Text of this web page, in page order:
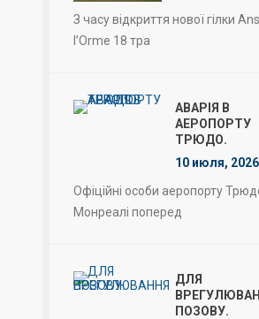
З часу відкриття нової гілки
l’Orme 18 тра
АВАРІЯ В
АЕРОПОРТУ
ТРЮДО.
10 июля, 2026
Офіційні особи аеропорту
Монреалі поперед
ДЛЯ
ПОЗОВУ.